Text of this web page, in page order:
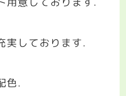
実しております.
色.